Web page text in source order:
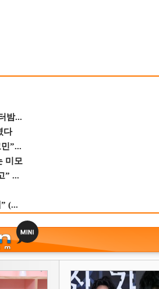
밤...
다
”...
미모
” ...
(...